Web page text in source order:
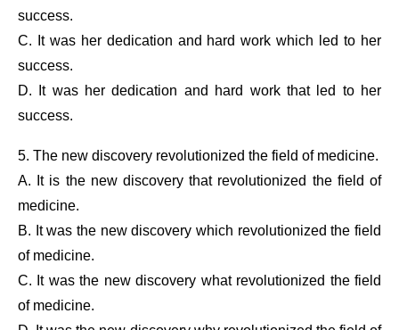
success.
C. It was her dedication and hard work which led to her
success.
D. It was her dedication and hard work that led to her
success.
5. The new discovery revolutionized the field of medicine.
A. It is the new discovery that revolutionized the field of
medicine.
B. It was the new discovery which revolutionized the field
of medicine.
C. It was the new discovery what revolutionized the field
of medicine.